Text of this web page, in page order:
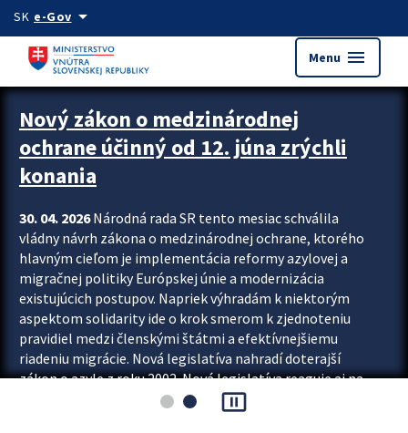
Preskocit na hlavný obsah
SK e-Govarrow_drop_down
Menu menu
Zastavit automatický posun upútavok
Nový zákon o medzinárodnej
ochrane účinný od 12. júna zrýchli
konania
30. 04. 2026Národná rada SR tento mesiac schválila
vládny návrh zákona o medzinárodnej ochrane, ktorého
hlavným cieľom je implementácia reformy azylovej a
migračnej politiky Európskej únie a modernizácia
existujúcich postupov. Napriek výhradám k niektorým
aspektom solidarity ide o krok smerom k zjednoteniu
pravidiel medzi členskými štátmi a efektívnejšiemu
riadeniu migrácie. Nová legislatíva nahradí doterajší
zákon o azyle z roku 2002. Nová legislatíva reaguje aj na
vývoj posledného desaťročia, počas...
pause_presentation